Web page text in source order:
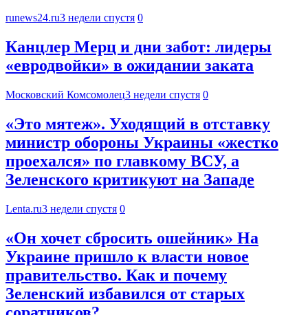
runews24.ru3 недели спустя 0
Канцлер Мерц и дни забот: лидеры
«евродвойки» в ожидании заката
Московский Комсомолец3 недели спустя 0
«Это мятеж». Уходящий в отставку
министр обороны Украины «жестко
проехался» по главкому ВСУ, а
Зеленского критикуют на Западе
Lenta.ru3 недели спустя 0
«Он хочет сбросить ошейник» На
Украине пришло к власти новое
правительство. Как и почему
Зеленский избавился от старых